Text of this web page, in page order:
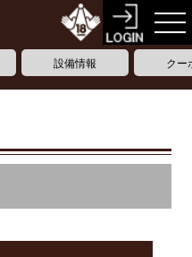
設備情報 クー